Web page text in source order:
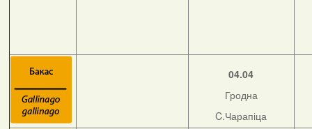
04.04
Гродна
C.Чарапіца